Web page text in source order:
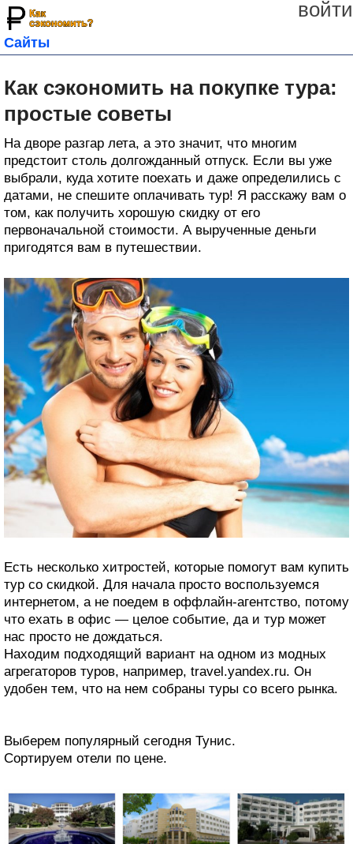
войти
Сайты
Как сэкономить на покупке тура:
простые советы
На дворе разгар лета, а это значит, что многим
предстоит столь долгожданный отпуск. Если вы уже
выбрали, куда хотите поехать и даже определились с
датами, не спешите оплачивать тур! Я расскажу вам о
том, как получить хорошую скидку от его
первоначальной стоимости. А вырученные деньги
пригодятся вам в путешествии.
Есть несколько хитростей, которые помогут вам купить
тур со скидкой. Для начала просто воспользуемся
интернетом, а не поедем в оффлайн-агентство, потому
что ехать в офис — целое событие, да и тур может
нас просто не дождаться.
Находим подходящий вариант на одном из модных
агрегаторов туров, например, travel.yandex.ru. Он
удобен тем, что на нем собраны туры со всего рынка.
Выберем популярный сегодня Тунис.
Сортируем отели по цене.